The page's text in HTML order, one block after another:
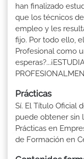
han finalizado
que los técnicos
empleo y les
fijo. Por todo ello,
Profesional como
Prácticas
Sí. El Título Oficial
puede obtener sin
Prácticas en
de Formación en